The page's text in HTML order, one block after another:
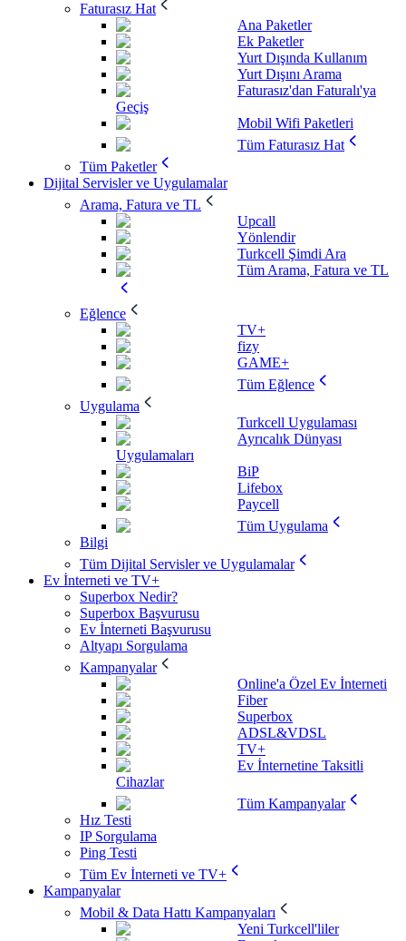
Faturasız Hat
Ana Paketler
Ek Paketler
Yurt Dışında Kullanım
Yurt Dışını Arama
Faturasız'dan Faturalı'ya
Geçiş
Mobil Wifi Paketleri
Tüm Faturasız Hat
Tüm Paketler
Dijital Servisler ve Uygulamalar
Arama, Fatura ve TL
Upcall
Yönlendir
Turkcell Şimdi Ara
Tüm Arama, Fatura ve TL
Eğlence
TV+
fizy
GAME+
Tüm Eğlence
Uygulama
Turkcell Uygulaması
Ayrıcalık Dünyası
Uygulamaları
BiP
Lifebox
Paycell
Tüm Uygulama
Bilgi
Tüm Dijital Servisler ve Uygulamalar
Ev İnterneti ve TV+
Superbox Nedir?
Superbox Başvurusu
Ev İnterneti Başvurusu
Altyapı Sorgulama
Kampanyalar
Online'a Özel Ev İnterneti
Fiber
Superbox
ADSL&VDSL
TV+
Ev İnternetine Taksitli
Cihazlar
Tüm Kampanyalar
Hız Testi
IP Sorgulama
Ping Testi
Tüm Ev İnterneti ve TV+
Kampanyalar
Mobil & Data Hattı Kampanyaları
Yeni Turkcell'liler